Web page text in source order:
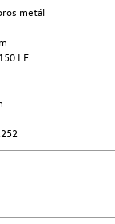
metál
LE